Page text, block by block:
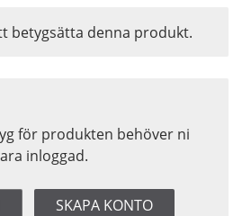
för produkten behöver ni
inloggad.
SKAPA KONTO
betygsätta denna produkt.